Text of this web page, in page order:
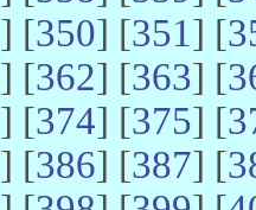
] [350] [351] [
] [362] [363] [
] [374] [375] [
] [386] [387] [